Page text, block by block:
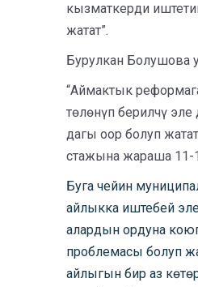
кызматкерди
жатат”.
Бурулкан Болушова
“Аймактык
төлөнүп берилчү
дагы оор болуп
стажына жараша 11-
Буга чейин
айлыкка иштебей
алардын ордуна
проблемасы болуп
айлыгын бир аз